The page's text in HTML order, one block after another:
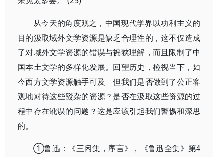
从今天的角度观之，中国现代学界以功利主义的
目的汲取域外文学资源是缺乏合理性的，这不仅造成
了对域外文学资源的错误与褊狭理解，而且限制了中
国本土文学的多样化发展。回望历史，检视当下，如
今西方文学资源触手可及，但我们是否做到了公正客
观地对待这些驳杂的资源？是否在汲取这些资源的过
程中存在讹误的问题？这是应该引起我们警惕和深思
的。
①鲁迅：《三闲集，序言》，《鲁迅全集》第4